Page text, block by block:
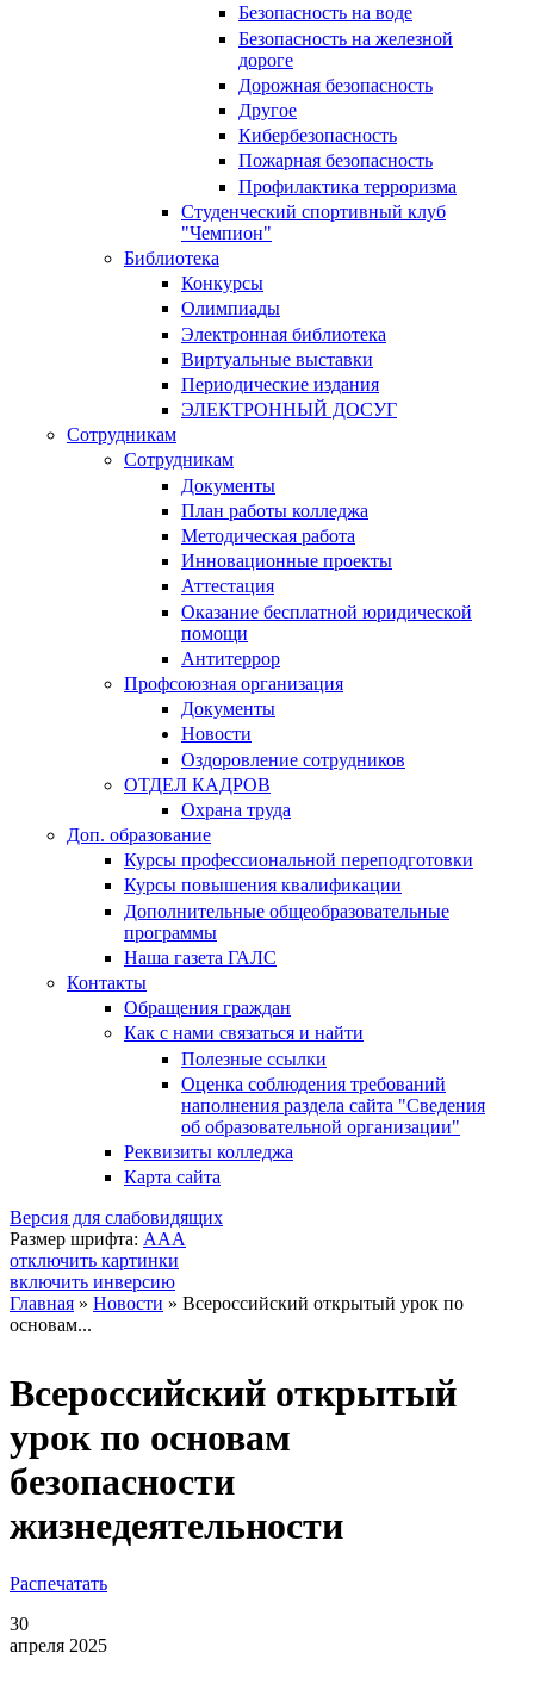
Безопасность на воде
Безопасность на железной
дороге
Дорожная безопасность
Другое
Кибербезопасность
Пожарная безопасность
Профилактика терроризма
Студенческий спортивный клуб
"Чемпион"
Библиотека
Конкурсы
Олимпиады
Электронная библиотека
Виртуальные выставки
Периодические издания
ЭЛЕКТРОННЫЙ ДОСУГ
Сотрудникам
Сотрудникам
Документы
План работы колледжа
Методическая работа
Инновационные проекты
Аттестация
Оказание бесплатной юридической
помощи
Антитеррор
Профсоюзная организация
Документы
Новости
Оздоровление сотрудников
ОТДЕЛ КАДРОВ
Охрана труда
Доп. образование
Курсы профессиональной переподготовки
Курсы повышения квалификации
Дополнительные общеобразовательные
программы
Наша газета ГАЛС
Контакты
Обращения граждан
Как с нами связаться и найти
Полезные ссылки
Оценка соблюдения требований
наполнения раздела сайта "Сведения
об образовательной организации"
Реквизиты колледжа
Карта сайта
Версия для слабовидящих
Размер шрифта: AAA
отключить картинки
включить инверсию
Вы здесь
Главная » Новости » Всероссийский открытый урок по
основам...
Всероссийский открытый
урок по основам
безопасности
жизнедеятельности
Распечатать
30
апреля 2025